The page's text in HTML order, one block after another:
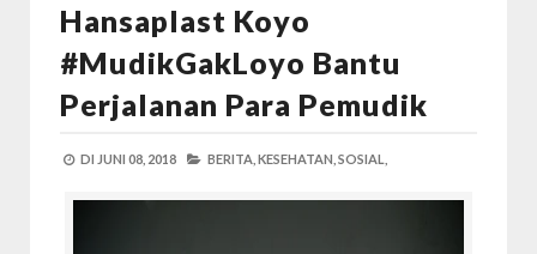
Hansaplast Koyo
#MudikGakLoyo Bantu
Perjalanan Para Pemudik
DI JUNI 08, 2018 BERITA, KESEHATAN, SOSIAL,